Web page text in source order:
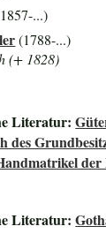
...)
(1788-...)
(+ 1828)
Literatur:
des
Literatur: